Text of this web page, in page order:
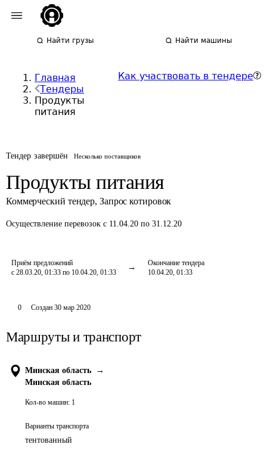
Найти грузы Найти машины
Главная
Тендеры
Продукты
питания
Как участвовать в тендере
Тендер завершён Несколько поставщиков
Продукты питания
Коммерческий тендер, Запрос котировок
Осуществление перевозок с 11.04.20 по 31.12.20
Приём предложений
с 28.03.20, 01:33 по 10.04.20, 01:33
Окончание тендера
10.04.20, 01:33
0 Создан 30 мар 2020
Маршруты и транспорт
Минская область
→
Минская область
Кол-во машин: 1
Варианты транспорта
тентованный